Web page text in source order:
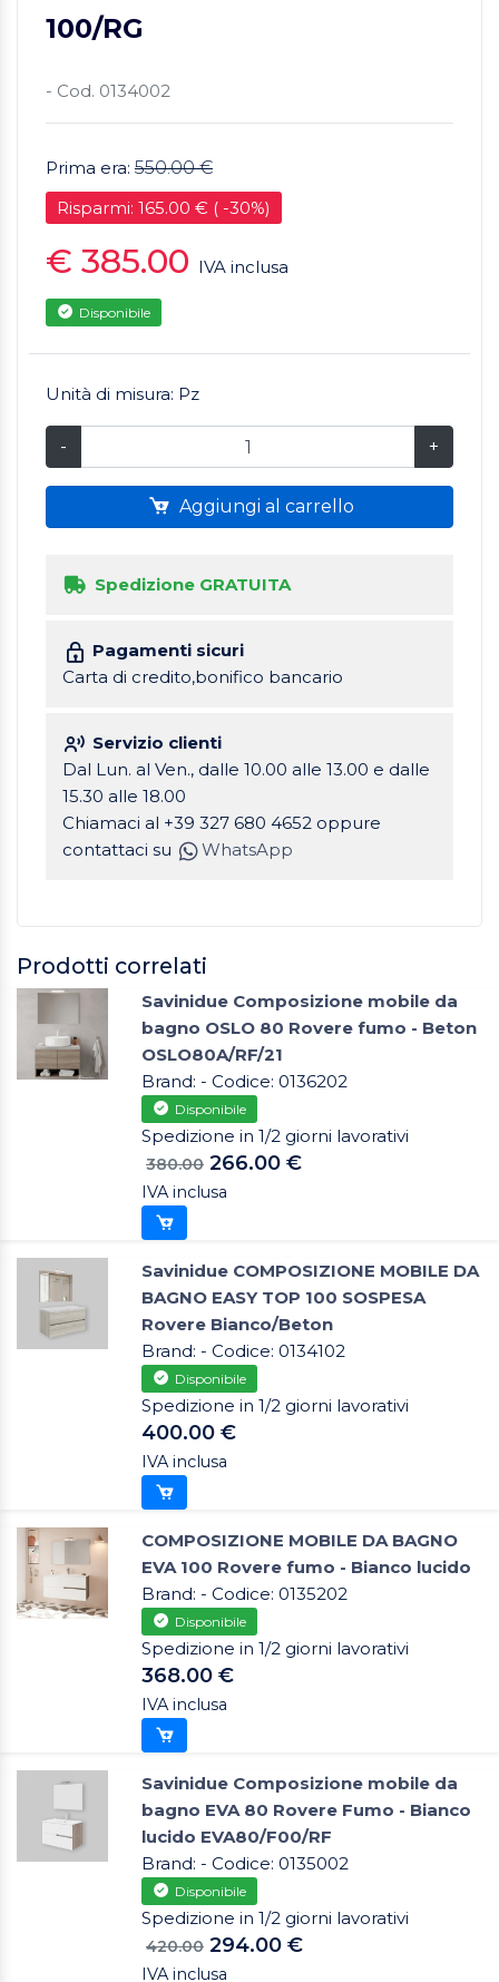
100/RG
- Cod. 0134002
Prima era: 550.00 €
Risparmi: 165.00 € ( -30%)
€ 385.00 IVA inclusa
Disponibile
Unità di misura: Pz
- +
Aggiungi al carrello
Spedizione GRATUITA
Pagamenti sicuri
Carta di credito,bonifico bancario
Servizio clienti
Dal Lun. al Ven., dalle 10.00 alle 13.00 e dalle
15.30 alle 18.00
Chiamaci al +39 327 680 4652 oppure
contattaci su
WhatsApp
Prodotti correlati
Savinidue Composizione mobile da
bagno OSLO 80 Rovere fumo - Beton
OSLO80A/RF/21
Brand: - Codice: 0136202
Disponibile
Spedizione in 1/2 giorni lavorativi
380.00 266.00 €
IVA inclusa
Savinidue COMPOSIZIONE MOBILE DA
BAGNO EASY TOP 100 SOSPESA
Rovere Bianco/Beton
Brand: - Codice: 0134102
Disponibile
Spedizione in 1/2 giorni lavorativi
400.00 €
IVA inclusa
COMPOSIZIONE MOBILE DA BAGNO
EVA 100 Rovere fumo - Bianco lucido
Brand: - Codice: 0135202
Disponibile
Spedizione in 1/2 giorni lavorativi
368.00 €
IVA inclusa
Savinidue Composizione mobile da
bagno EVA 80 Rovere Fumo - Bianco
lucido EVA80/F00/RF
Brand: - Codice: 0135002
Disponibile
Spedizione in 1/2 giorni lavorativi
420.00 294.00 €
IVA inclusa